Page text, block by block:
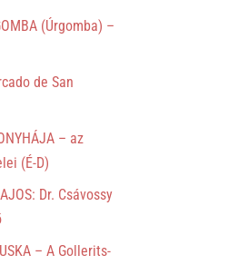
(Úrgomba) –
de San
– az
(É-D)
Dr. Csávossy
– A Gollerits-